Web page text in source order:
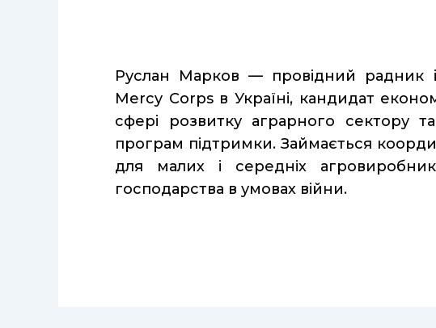
Руслан Марков — провідний радник із
Mercy Corps в Україні, кандидат
сфері розвитку аграрного сектору
програм підтримки. Займається
для малих і середніх
господарства в умовах війни.